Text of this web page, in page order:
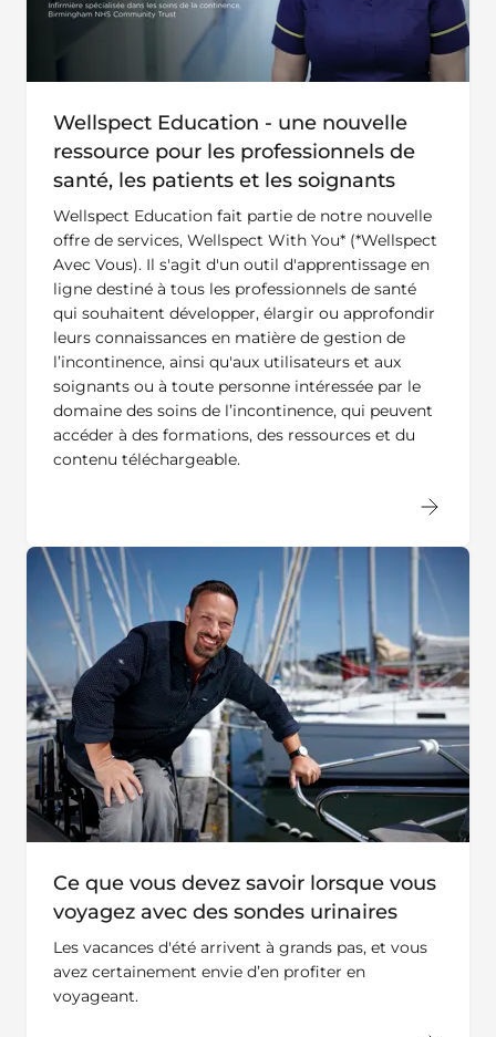
Wellspect Education - une nouvelle
ressource pour les professionnels de
santé, les patients et les soignants
Wellspect Education fait partie de notre nouvelle
offre de services, Wellspect With You* (*Wellspect
Avec Vous). Il s'agit d'un outil d'apprentissage en
ligne destiné à tous les professionnels de santé
qui souhaitent développer, élargir ou approfondir
leurs connaissances en matière de gestion de
l’incontinence, ainsi qu'aux utilisateurs et aux
soignants ou à toute personne intéressée par le
domaine des soins de l’incontinence, qui peuvent
accéder à des formations, des ressources et du
contenu téléchargeable.
Ce que vous devez savoir lorsque vous
voyagez avec des sondes urinaires
Les vacances d'été arrivent à grands pas, et vous
avez certainement envie d’en profiter en
voyageant.